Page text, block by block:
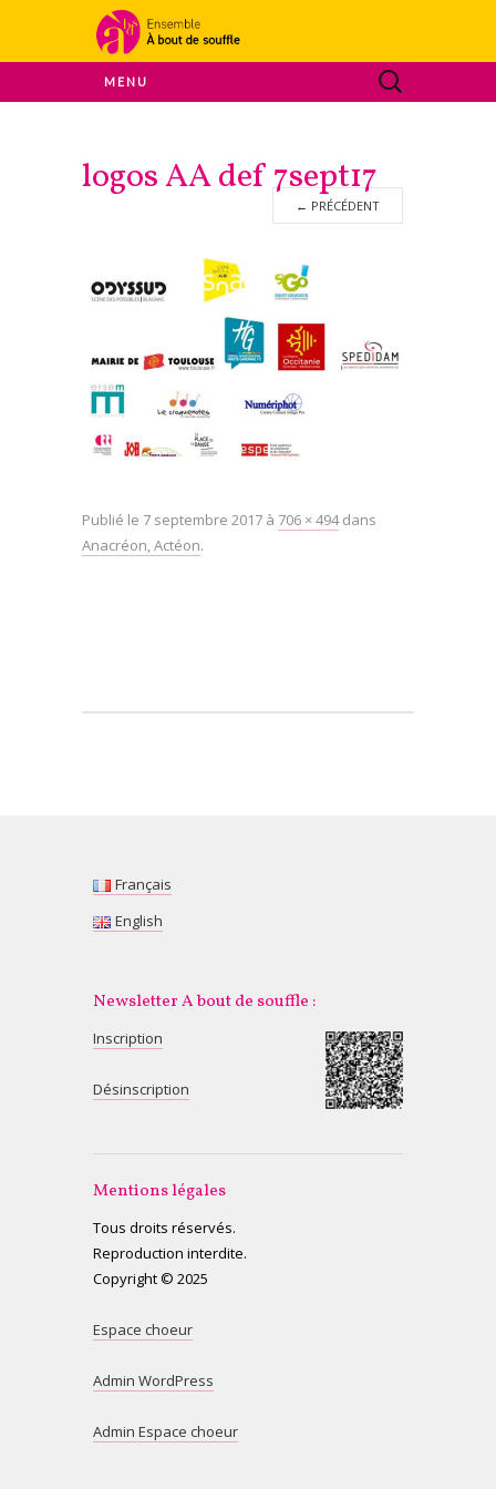
À bout de
souffle
MENU
logos AA def 7sept17
← PRÉCÉDENT
Publié le 7 septembre 2017 à 706 × 494dans
Anacréon, Actéon.
Français
English
Newsletter A bout de souffle :
Inscription
Désinscription
Mentions légales
Tous droits réservés.
Reproduction interdite.
Copyright © 2025
Espace choeur
Admin WordPress
Admin Espace choeur